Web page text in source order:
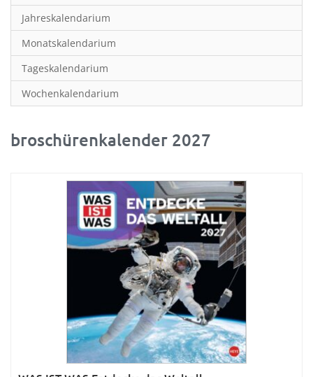
Manga & Animé
Neutrale Kalender
Partner- & Wandplaner
Planung & Organisation
Ratgeber
Sternzeichen & Mond
Was ist was
Wissen & Allgemeinbildung
Young Adult
Jahreskalendarium
Monatskalendarium
Tageskalendarium
Wochenkalendarium
broschürenkalender 2027